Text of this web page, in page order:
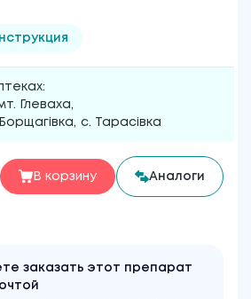
Глеваха,
, с. Тарасівка
В корзину Аналоги
заказать этот препарат